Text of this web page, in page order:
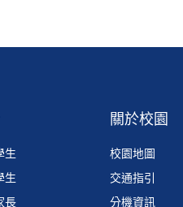
生
生
長
關於校園
校園地圖
交通指引
分機資訊